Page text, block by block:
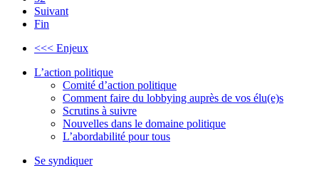
Suivant
Fin
<<< Enjeux
L’action politique
Comité d’action politique
Comment faire du lobbying auprès de vos élu(e)s
Scrutins à suivre
Nouvelles dans le domaine politique
L’abordabilité pour tous
Se syndiquer